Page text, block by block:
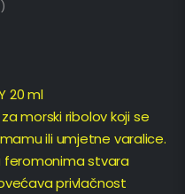
20 ml
morski ribolov koji se
ili umjetne varalice.
feromonima stvara
privlačnost